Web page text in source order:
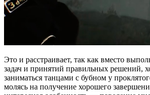
Это и расстраивает, так как вместо
задач и принятий правильных решений,
заниматься танцами с бубном у
молясь на получение хорошего